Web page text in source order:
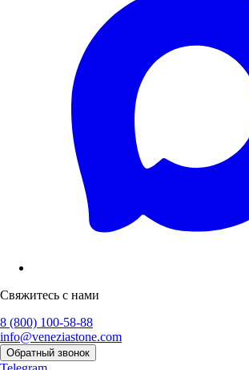
Свяжитесь с нами
8 (800) 100-58-88
info@veneziastone.com
Обратный звонок